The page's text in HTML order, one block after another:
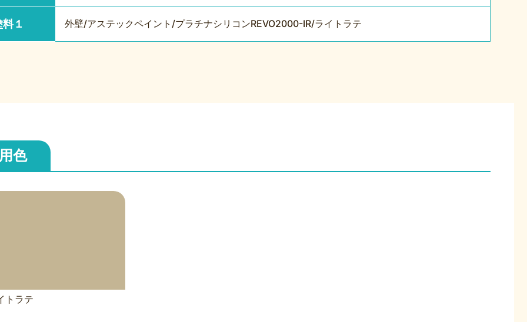
１ 外壁/アステックペイント/プラチナシリコンREVO2000-IR/ライトラテ
色
トラテ